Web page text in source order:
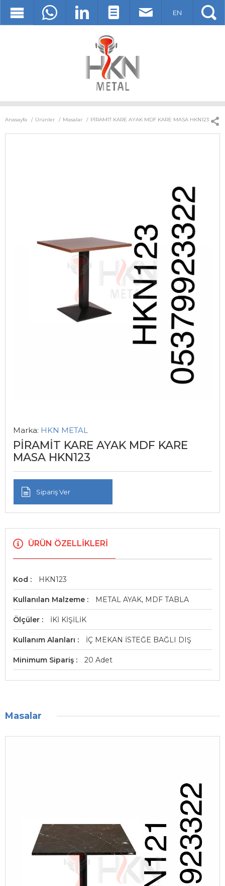
EN
Anasayfa Ürünler Masalar PİRAMİT KARE AYAK MDF KARE MASA HKN123
Marka: HKN METAL
PİRAMİT KARE AYAK MDF KARE
MASA HKN123
Sipariş Ver
ÜRÜN ÖZELLIKLERI
Kod HKN123
Kullanılan Malzeme METAL AYAK, MDF TABLA
Ölçüler İKİ KİŞİLİK
Kullanım Alanları İÇ MEKAN İSTEĞE BAĞLI DIŞ
Minimum Sipariş 20 Adet
Masalar